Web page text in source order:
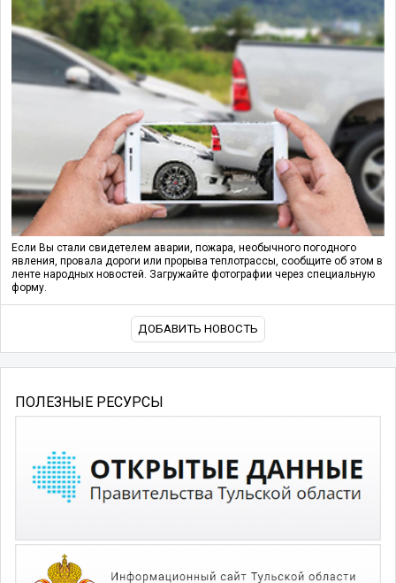
Если Вы стали свидетелем аварии, пожара, необычного погодного
явления, провала дороги или прорыва теплотрассы, сообщите об этом в
ленте народных новостей. Загружайте фотографии через специальную
форму.
ДОБАВИТЬ НОВОСТЬ
ПОЛЕЗНЫЕ РЕСУРСЫ